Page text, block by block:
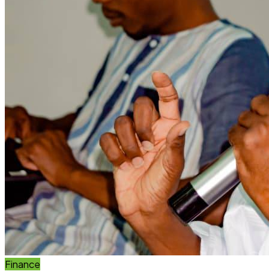
Forum portant sur les modalités et
opportunités de financement à destination
des OSC et OCB
Lire l'article